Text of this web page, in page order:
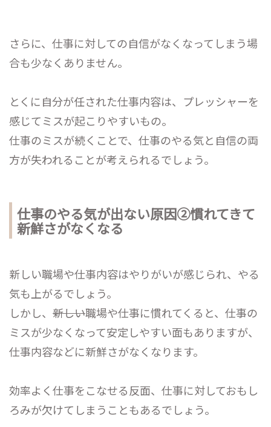
さらに、仕事に対しての自信がなくなってしまう場
合も少なくありません。
とくに自分が任された仕事内容は、プレッシャーを
感じてミスが起こりやすいもの。
仕事のミスが続くことで、仕事のやる気と自信の両
方が失われることが考えられるでしょう。
仕事のやる気が出ない原因②慣れてきて
新鮮さがなくなる
新しい職場や仕事内容はやりがいが感じられ、やる
気も上がるでしょう。
しかし、 新しい職場や仕事に慣れてくると、仕事の
ミスが少なくなって安定しやすい面もありますが、
仕事内容などに新鮮さがなくなります。
効率よく仕事をこなせる反面、仕事に対しておもし
ろみが欠けてしまうこともあるでしょう。